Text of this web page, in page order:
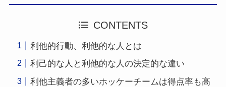
CONTENTS
利他的行動、利他的な人とは
利己的な人と利他的な人の決定的な違い
利他主義者の多いホッケーチームは得点率も高